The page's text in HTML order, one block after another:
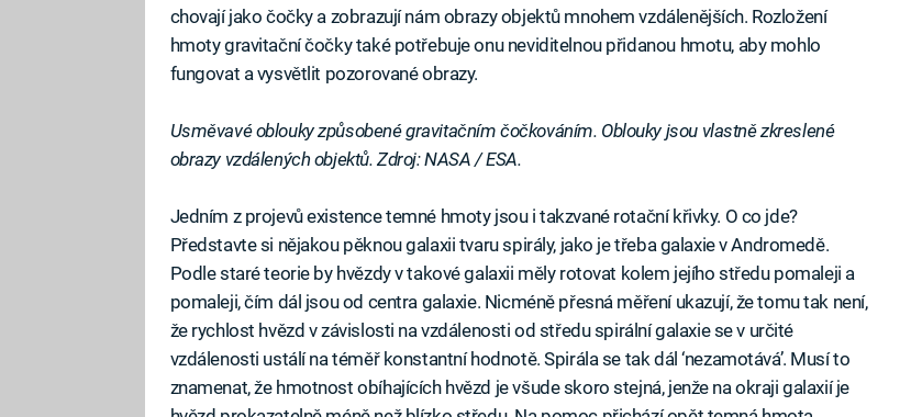
chovají jako čočky a zobrazují nám obrazy objektů mnohem vzdálenějších. Rozložení
hmoty gravitační čočky také potřebuje onu neviditelnou přidanou hmotu, aby mohlo
fungovat a vysvětlit pozorované obrazy.
Usměvavé oblouky způsobené gravitačním čočkováním. Oblouky jsou vlastně zkreslené
obrazy vzdálených objektů. Zdroj: NASA / ESA.
Jedním z projevů existence temné hmoty jsou i takzvané rotační křivky. O co jde?
Představte si nějakou pěknou galaxii tvaru spirály, jako je třeba galaxie v Andromedě.
Podle staré teorie by hvězdy v takové galaxii měly rotovat kolem jejího středu pomaleji a
pomaleji, čím dál jsou od centra galaxie. Nicméně přesná měření ukazují, že tomu tak není,
že rychlost hvězd v závislosti na vzdálenosti od středu spirální galaxie se v určité
vzdálenosti ustálí na téměř konstantní hodnotě. Spirála se tak dál ‘nezamotává’. Musí to
znamenat, že hmotnost obíhajících hvězd je všude skoro stejná, jenže na okraji galaxií je